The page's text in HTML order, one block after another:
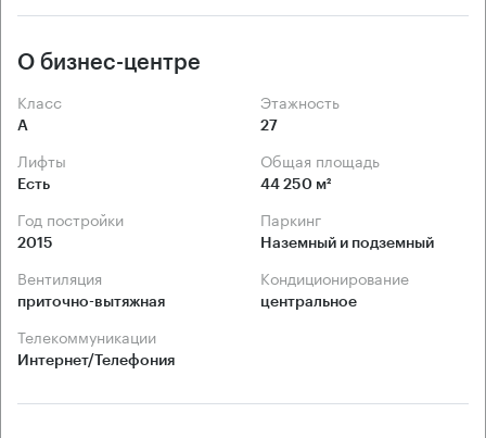
О бизнес-центре
Класс
А
Этажность
27
Лифты
Есть
Общая площадь
44 250 м²
Год постройки
2015
Паркинг
Наземный и подземный
Вентиляция
приточно-вытяжная
Кондиционирование
центральное
Телекоммуникации
Интернет/Телефония